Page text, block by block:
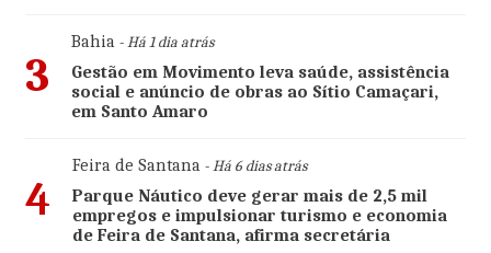
3
Bahia- Há 1 dia atrás
Gestão em Movimento leva saúde, assistência
social e anúncio de obras ao Sítio Camaçari,
em Santo Amaro
4
Feira de Santana- Há 6 dias atrás
Parque Náutico deve gerar mais de 2,5 mil
empregos e impulsionar turismo e economia
de Feira de Santana, afirma secretária